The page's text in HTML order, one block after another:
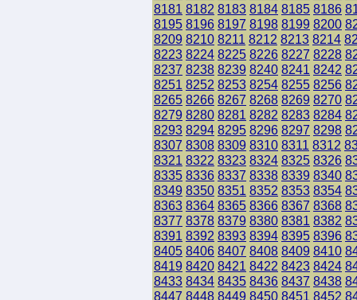
8181 8182 8183 8184 8185 8186
8195 8196 8197 8198 8199 8200
8209 8210 8211 8212 8213 8214
8223 8224 8225 8226 8227 8228
8237 8238 8239 8240 8241 8242
8251 8252 8253 8254 8255 8256
8265 8266 8267 8268 8269 8270
8279 8280 8281 8282 8283 8284
8293 8294 8295 8296 8297 8298
8307 8308 8309 8310 8311 8312
8321 8322 8323 8324 8325 8326
8335 8336 8337 8338 8339 8340
8349 8350 8351 8352 8353 8354
8363 8364 8365 8366 8367 8368
8377 8378 8379 8380 8381 8382
8391 8392 8393 8394 8395 8396
8405 8406 8407 8408 8409 8410
8419 8420 8421 8422 8423 8424
8433 8434 8435 8436 8437 8438
8447 8448 8449 8450 8451 8452